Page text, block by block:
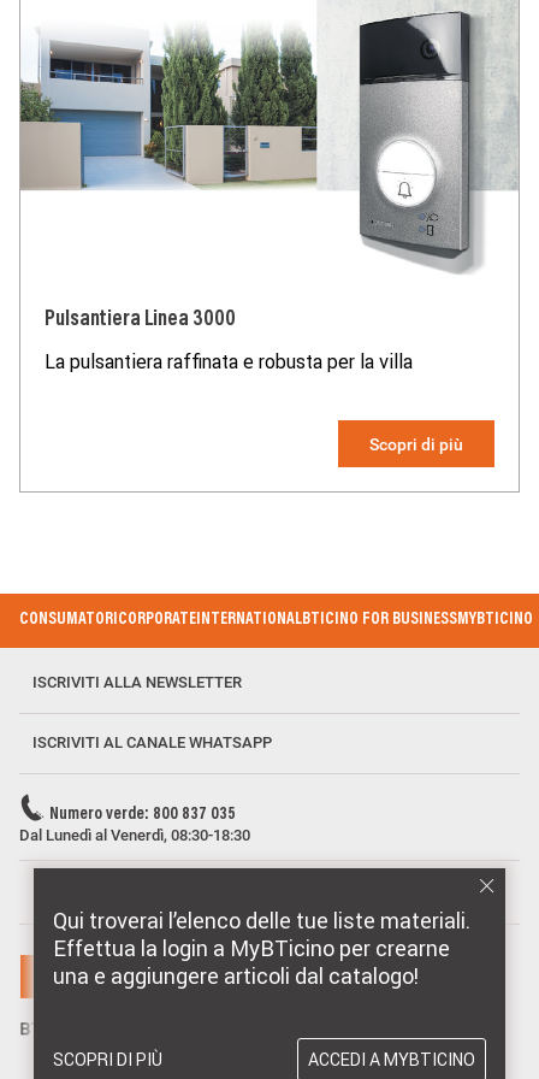
Pulsantiera Linea 3000
La pulsantiera raffinata e robusta per la villa
Scopri di più
Qui troverai l’elenco delle tue liste materiali.
Effettua la login a MyBTicino per crearne
una e aggiungere articoli dal catalogo!
SCOPRI DI PIÙ ACCEDI A MYBTICINO
Footer Menu
CONSUMATORICORPORATEINTERNATIONALBTICINO FOR BUSINESSMYBTICINO
ISCRIVITI ALLA NEWSLETTER
ISCRIVITI AL CANALE WHATSAPP
Numero verde: 800 837 035
Dal Lunedì al Venerdì, 08:30-18:30